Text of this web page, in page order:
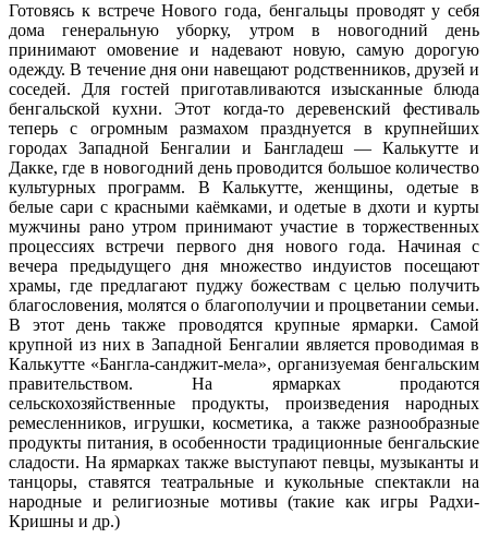
Готовясь к встрече Нового года, бенгальцы проводят у себя
дома генеральную уборку, утром в новогодний день
принимают омовение и надевают новую, самую дорогую
одежду. В течение дня они навещают родственников, друзей и
соседей. Для гостей приготавливаются изысканные блюда
бенгальской кухни. Этот когда-то деревенский фестиваль
теперь с огромным размахом празднуется в крупнейших
городах Западной Бенгалии и Бангладеш — Калькутте и
Дакке, где в новогодний день проводится большое количество
культурных программ. В Калькутте, женщины, одетые в
белые сари с красными каёмками, и одетые в дхоти и курты
мужчины рано утром принимают участие в торжественных
процессиях встречи первого дня нового года. Начиная с
вечера предыдущего дня множество индуистов посещают
храмы, где предлагают пуджу божествам с целью получить
благословения, молятся о благополучии и процветании семьи.
В этот день также проводятся крупные ярмарки. Самой
крупной из них в Западной Бенгалии является проводимая в
Калькутте «Бангла-санджит-мела», организуемая бенгальским
правительством. На ярмарках продаются
сельскохозяйственные продукты, произведения народных
ремесленников, игрушки, косметика, а также разнообразные
продукты питания, в особенности традиционные бенгальские
сладости. На ярмарках также выступают певцы, музыканты и
танцоры, ставятся театральные и кукольные спектакли на
народные и религиозные мотивы (такие как игры Радхи-
Кришны и др.)